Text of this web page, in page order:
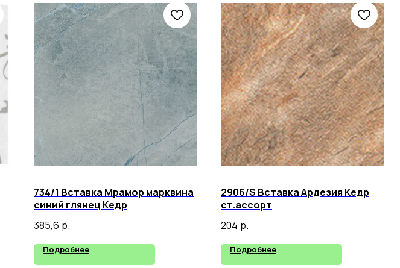
734/1 Вставка Мрамор марквина
синий глянец Кедр
385,6 р.
Подробнее
2906/S Вставка Ардезия Кедр
ст.ассорт
204 р.
Подробнее